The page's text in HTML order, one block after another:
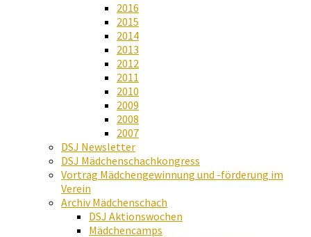
2016
2015
2014
2013
2012
2011
2010
2009
2008
2007
DSJ Newsletter
DSJ Mädchenschachkongress
Vortrag Mädchengewinnung und -förderung im
Verein
Archiv Mädchenschach
DSJ Aktionswochen
Mädchencamps